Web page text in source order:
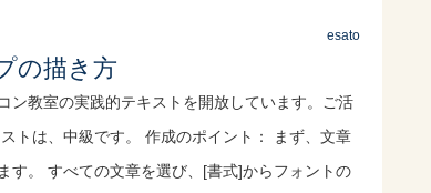
esato
の描き方
教室の実践的テキストを開放しています。ご活
トは、中級です。 作成のポイント： まず、文章
す。 すべての文章を選び、[書式]からフォントの